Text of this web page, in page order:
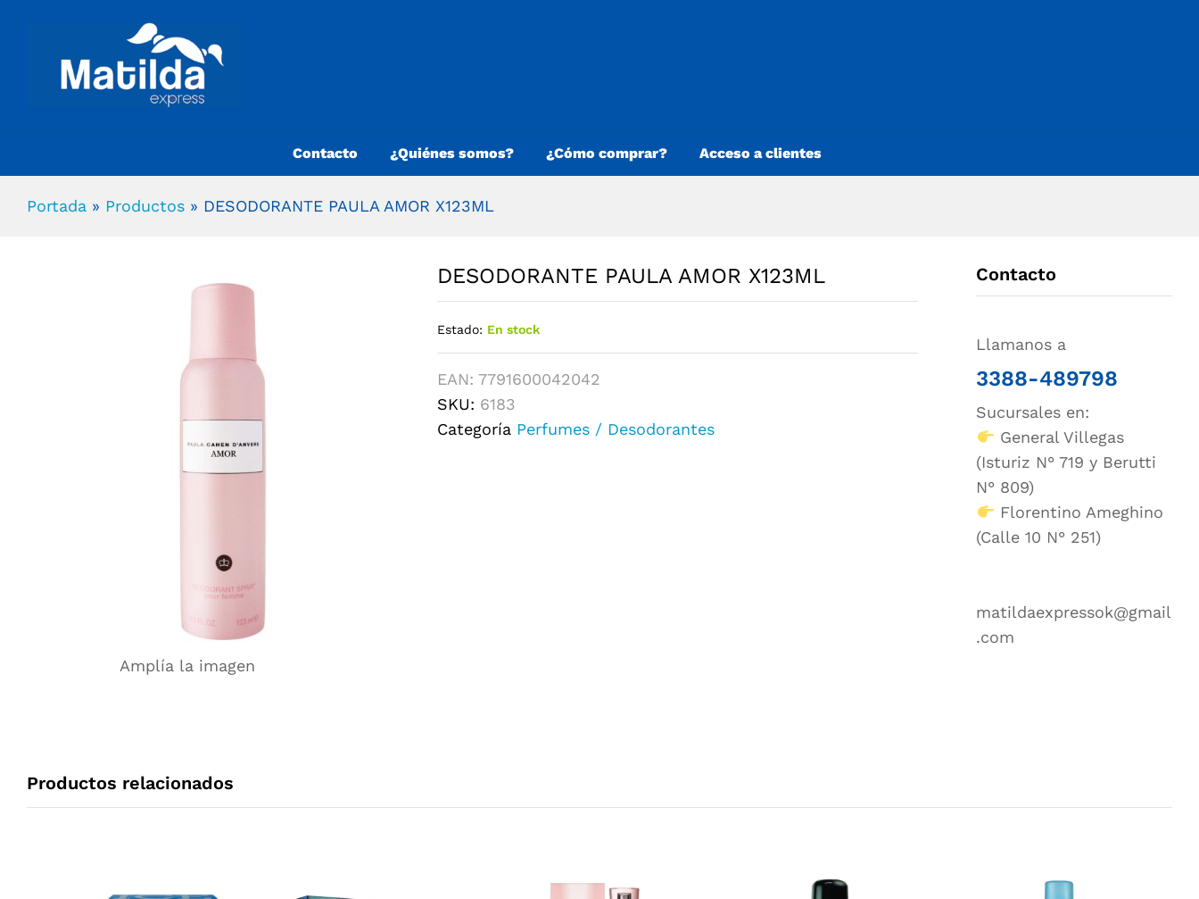
Contacto ¿Quiénes somos? ¿Cómo comprar? Acceso a clientes
Portada » Productos » DESODORANTE PAULA AMOR X123ML
Amplía la imagen
DESODORANTE PAULA AMOR X123ML
Estado: En stock
EAN: 7791600042042
SKU: 6183
Categoría Perfumes / Desodorantes
Contacto
Llamanos a
3388-489798
Sucursales en:
General Villegas
(Isturiz N° 719 y Berutti
N° 809)
Florentino Ameghino
(Calle 10 N° 251)
matildaexpressok@gmail
.com
Productos relacionados